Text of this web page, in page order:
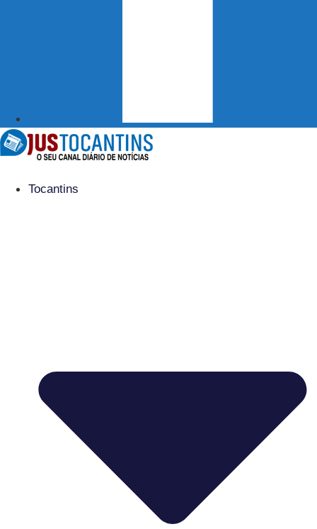
Tocantins